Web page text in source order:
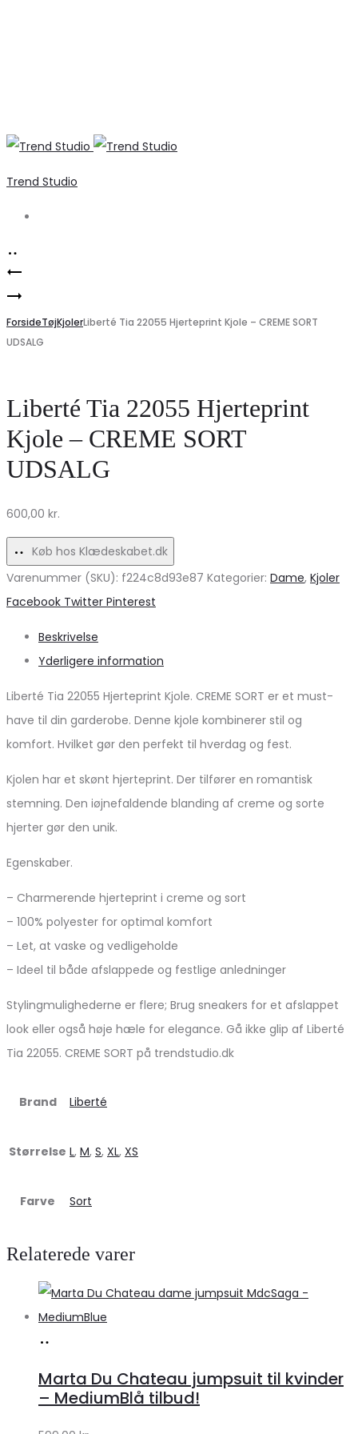
Trend Studio
Product
navigation
Højhalset
Strikpullover
Lys
Grå
Melange
Udsalg!
PIECES
dame
shorts
Mørkeblå
Denim
Tilbud!
ForsideTøjKjolerLiberté Tia 22055 Hjerteprint Kjole – CREME SORT
UDSALG
Liberté Tia 22055 Hjerteprint
Kjole – CREME SORT
UDSALG
600,00 kr.
Køb hos Klædeskabet.dk
Varenummer (SKU): f224c8d93e87 Kategorier: Dame, Kjoler
Share
Facebook Twitter Pinterest
Beskrivelse
Yderligere information
Liberté Tia 22055 Hjerteprint Kjole. CREME SORT er et must-
have til din garderobe. Denne kjole kombinerer stil og
komfort. Hvilket gør den perfekt til hverdag og fest.
Kjolen har et skønt hjerteprint. Der tilfører en romantisk
stemning. Den iøjnefaldende blanding af creme og sorte
hjerter gør den unik.
Egenskaber.
– Charmerende hjerteprint i creme og sort
– 100% polyester for optimal komfort
– Let, at vaske og vedligeholde
– Ideel til både afslappede og festlige anledninger
Stylingmulighederne er flere; Brug sneakers for et afslappet
look eller også høje hæle for elegance. Gå ikke glip af Liberté
Tia 22055. CREME SORT på trendstudio.dk
Brand Liberté
Størrelse L, M, S, XL, XS
Farve Sort
Relaterede varer
Klædeskabet.dk
Marta Du Chateau jumpsuit til kvinder
– MediumBlå tilbud!